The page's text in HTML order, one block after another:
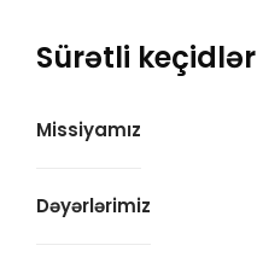
Sürətli keçidlər
Missiyamız
Dəyərlərimiz